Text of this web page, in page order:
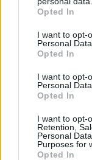
grant or deny
use your data for
consent section.
Opted In
I want to opt-
Personal Data.
Opted In
I want to opt-
Personal
Opted In
I want to opt-
Retention,
Personal
Purposes for
Opted In